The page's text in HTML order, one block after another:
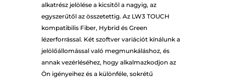
alkatrész jelölése a kicsitől a nagyig, az
egyszerűtől az összetettig. Az LW3 TOUCH
kompatibilis Fiber, Hybrid és Green
lézerforrással. Két szoftver variációt kínálunk a
jelölőállomással való megmunkáláshoz, és
annak vezérléséhez, hogy alkalmazkodjon az
Ön igényeihez és a különféle, sokrétű